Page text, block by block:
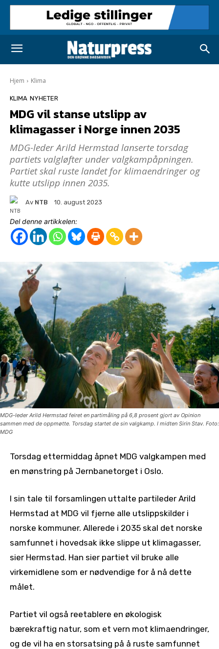
Hjem Klima
KLIMA NYHETER
MDG vil stanse utslipp av
klimagasser i Norge innen 2035
MDG-leder Arild Hermstad lanserte torsdag
partiets valgløfter under valgkampåpningen.
Partiet skal ruste landet for klimaendringer og
kutte utslipp innen 2035.
Av NTB 10. august 2023
Del denne artikkelen:
MDG-leder Arild Hermstad feiret en partimåling på 6,8 prosent gjort av Opinion
sammen med de oppmøtte. Torsdag startet de sin valgkamp. I midten Sirin Stav. Foto:
MDG
Torsdag ettermiddag åpnet MDG valgkampen med
en mønstring på Jernbanetorget i Oslo.
I sin tale til forsamlingen uttalte partileder Arild
Hermstad at MDG vil fjerne alle utslippskilder i
norske kommuner. Allerede i 2035 skal det norske
samfunnet i hovedsak ikke slippe ut klimagasser,
sier Hermstad. Han sier partiet vil bruke alle
virkemidlene som er nødvendige for å nå dette
målet.
Partiet vil også reetablere en økologisk
bærekraftig natur, som et vern mot klimaendringer,
og de vil ha en storsatsing på å ruste samfunnet